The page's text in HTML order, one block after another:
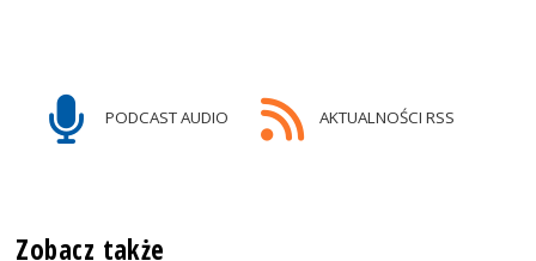
PODCAST AUDIO AKTUALNOŚCI RSS
Zobacz także